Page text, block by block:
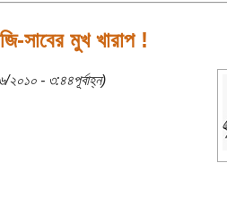
সাবের মুখ খারাপ !
২০১০ - ৩:৪৪পূর্বাহ্ন)